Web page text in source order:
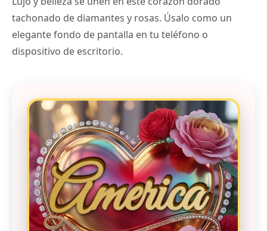
tachonado de diamantes y rosas. Úsalo como un
elegante fondo de pantalla en tu teléfono o
dispositivo de escritorio.